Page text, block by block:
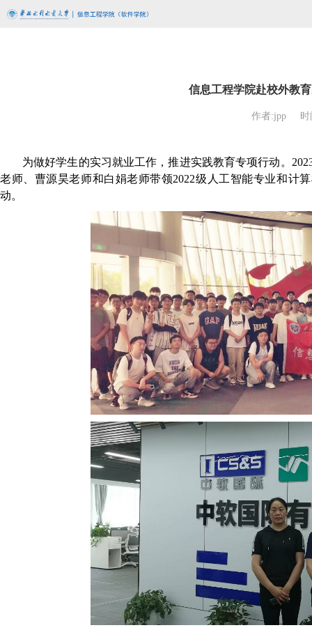
信息工程学院赴校外教
作者:jpp 时
为做好学生的实习就业工作，推进实践教育专项行动。
老师、曹源昊老师和白娟老师带领2022级人工智能专业和计
动。